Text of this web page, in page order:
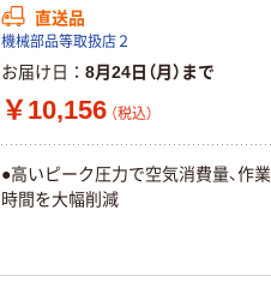
直送品
機械部品等取扱店２
お届け日 8月24日（月）まで
￥10,156 （税込）
●高いピーク圧力で空気消費量、作業
時間を大幅削減
オリジナル